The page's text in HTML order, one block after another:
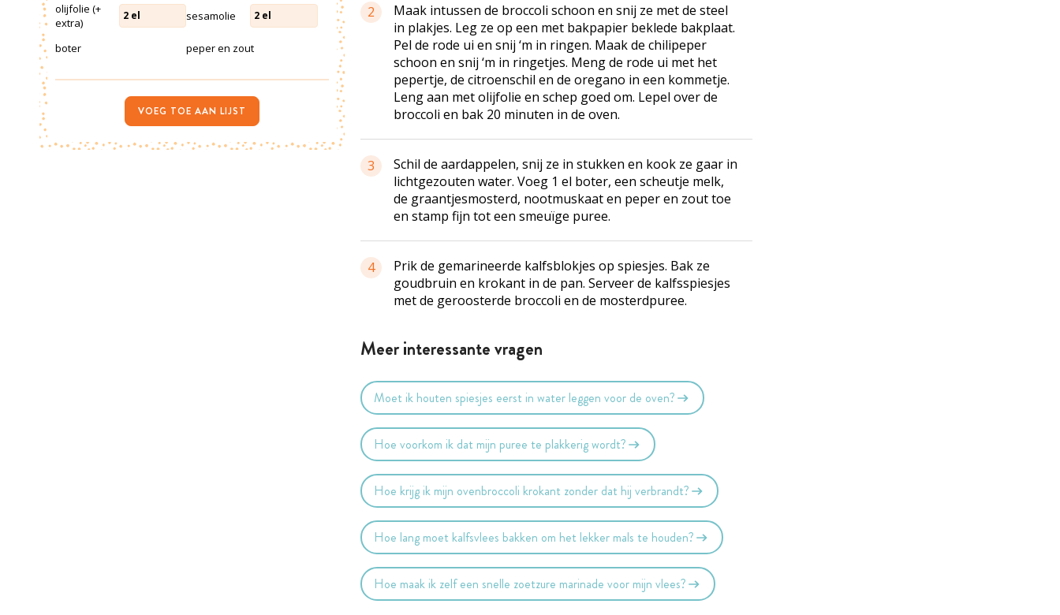
2
Maak intussen de broccoli schoon en snij ze met de steel
in plakjes. Leg ze op een met bakpapier beklede bakplaat.
Pel de rode ui en snij ‘m in ringen. Maak de chilipeper
schoon en snij ‘m in ringetjes. Meng de rode ui met het
pepertje, de citroenschil en de oregano in een kommetje.
Leng aan met olijfolie en schep goed om. Lepel over de
broccoli en bak 20 minuten in de oven.
3
Schil de aardappelen, snij ze in stukken en kook ze gaar in
lichtgezouten water. Voeg 1 el boter, een scheutje melk,
de graantjesmosterd, nootmuskaat en peper en zout toe
en stamp fijn tot een smeuïge puree.
4
Prik de gemarineerde kalfsblokjes op spiesjes. Bak ze
goudbruin en krokant in de pan. Serveer de kalfsspiesjes
met de geroosterde broccoli en de mosterdpuree.
Meer interessante vragen
Moet ik houten spiesjes eerst in water leggen voor de oven?
Hoe voorkom ik dat mijn puree te plakkerig wordt?
Hoe krijg ik mijn ovenbroccoli krokant zonder dat hij verbrandt?
Hoe lang moet kalfsvlees bakken om het lekker mals te houden?
Hoe maak ik zelf een snelle zoetzure marinade voor mijn vlees?
olijfolie (+
extra)
2 el sesamolie 2 el
boter peper en zout
VOEG TOE AAN LIJST